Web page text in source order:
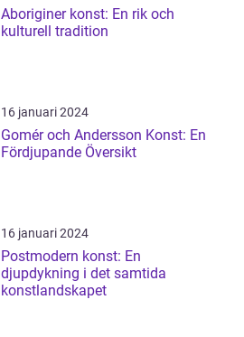
Aboriginer konst: En rik och
kulturell tradition
16 januari 2024
Gomér och Andersson Konst: En
Fördjupande Översikt
16 januari 2024
Postmodern konst: En
djupdykning i det samtida
konstlandskapet